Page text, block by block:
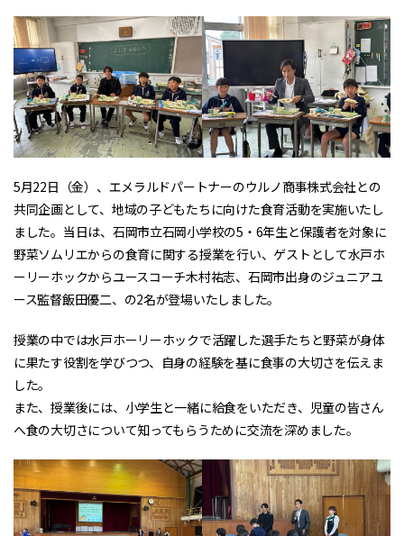
5月22日（金）、エメラルドパートナーのウルノ商事株式会社との
共同企画として、地域の子どもたちに向けた食育活動を実施いたし
ました。当日は、石岡市立石岡小学校の5・6年生と保護者を対象に
野菜ソムリエからの食育に関する授業を行い、ゲストとして水戸ホ
ーリーホックからユースコーチ木村祐志、石岡市出身のジュニアユ
ース監督飯田優二、の2名が登場いたしました。
授業の中では水戸ホーリーホックで活躍した選手たちと野菜が身体
に果たす役割を学びつつ、自身の経験を基に食事の大切さを伝えま
した。
また、授業後には、小学生と一緒に給食をいただき、児童の皆さん
へ食の大切さについて知ってもらうために交流を深めました。